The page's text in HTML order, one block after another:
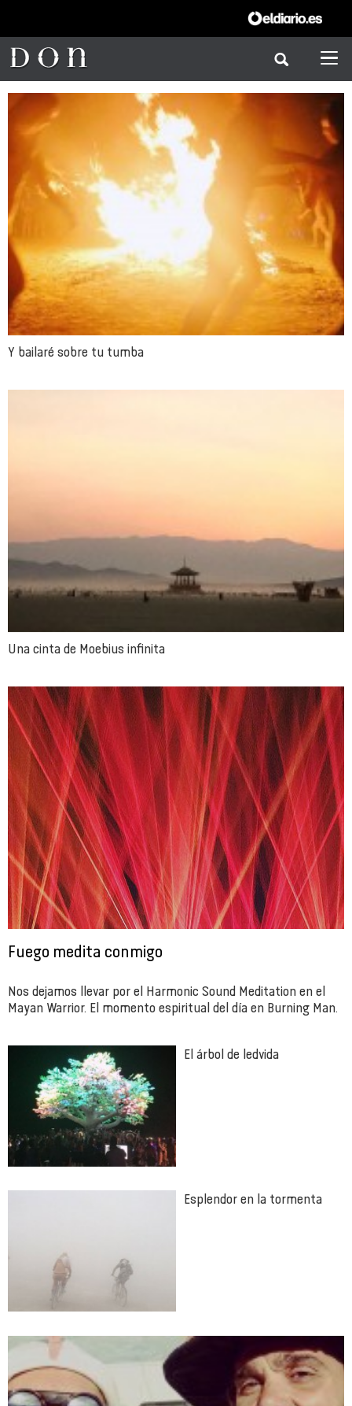
Y bailaré sobre tu tumba
Una cinta de Moebius infinita
Fuego medita conmigo
Nos dejamos llevar por el Harmonic Sound Meditation en el
Mayan Warrior. El momento espiritual del día en Burning Man.
El árbol de ledvida
Esplendor en la tormenta